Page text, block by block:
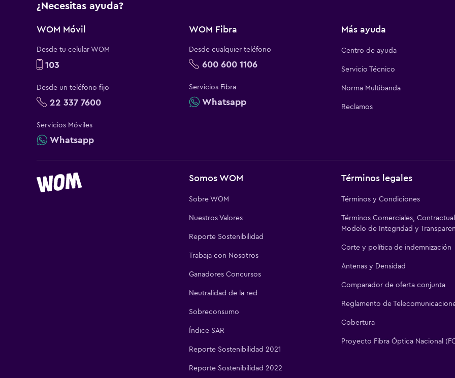
¿Necesitas ayuda?
WOM Móvil
Desde tu celular WOM
103
Desde un teléfono fijo
22 337 7600
Servicios Móviles
Whatsapp
WOM Fibra
Desde cualquier teléfono
600 600 1106
Servicios Fibra
Whatsapp
Más ayuda
Centro de ayuda
Servicio Técnico
Norma Multibanda
Reclamos
Somos WOM
Sobre WOM
Nuestros Valores
Reporte Sostenibilidad
Trabaja con Nosotros
Ganadores Concursos
Neutralidad de la red
Sobreconsumo
Índice SAR
Reporte Sostenibilidad 2021
Reporte Sostenibilidad 2022
Términos legales
Términos y Condiciones
Términos Comerciales,
Modelo de Integridad y
Corte y política de indemnización
Antenas y Densidad
Comparador de oferta conjunta
Reglamento de
Cobertura
Proyecto Fibra Óptica Nacional